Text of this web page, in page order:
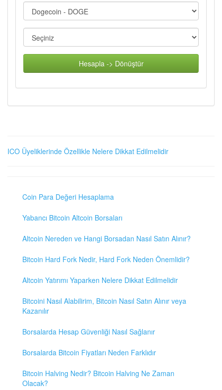
Hesapla -> Dönüştür
ICO Üyeliklerinde Özellikle Nelere Dikkat Edilmelidir
Coin Para Değeri Hesaplama
Yabancı Bitcoin Altcoin Borsaları
Altcoin Nereden ve Hangi Borsadan Nasıl Satın Alınır?
Bitcoin Hard Fork Nedir, Hard Fork Neden Önemlidir?
Altcoin Yatırımı Yaparken Nelere Dikkat Edilmelidir
Bitcoini Nasıl Alabilirim, Bitcoin Nasıl Satın Alınır veya
Kazanılır
Borsalarda Hesap Güvenliği Nasıl Sağlanır
Borsalarda Bitcoin Fiyatları Neden Farklıdır
Bitcoin Halving Nedir? Bitcoin Halving Ne Zaman
Olacak?